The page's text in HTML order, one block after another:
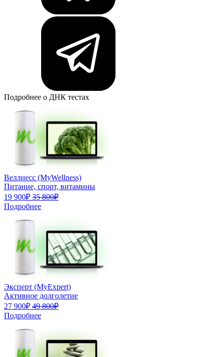
Подробнее о ДНК тестах
Веллнесс (MyWellness)
Питание, спорт, витамины
19 900₽ 35 800₽
Подробнее
Эксперт (MyExpert)
Активное долголетие
27 900₽ 49 800₽
Подробнее